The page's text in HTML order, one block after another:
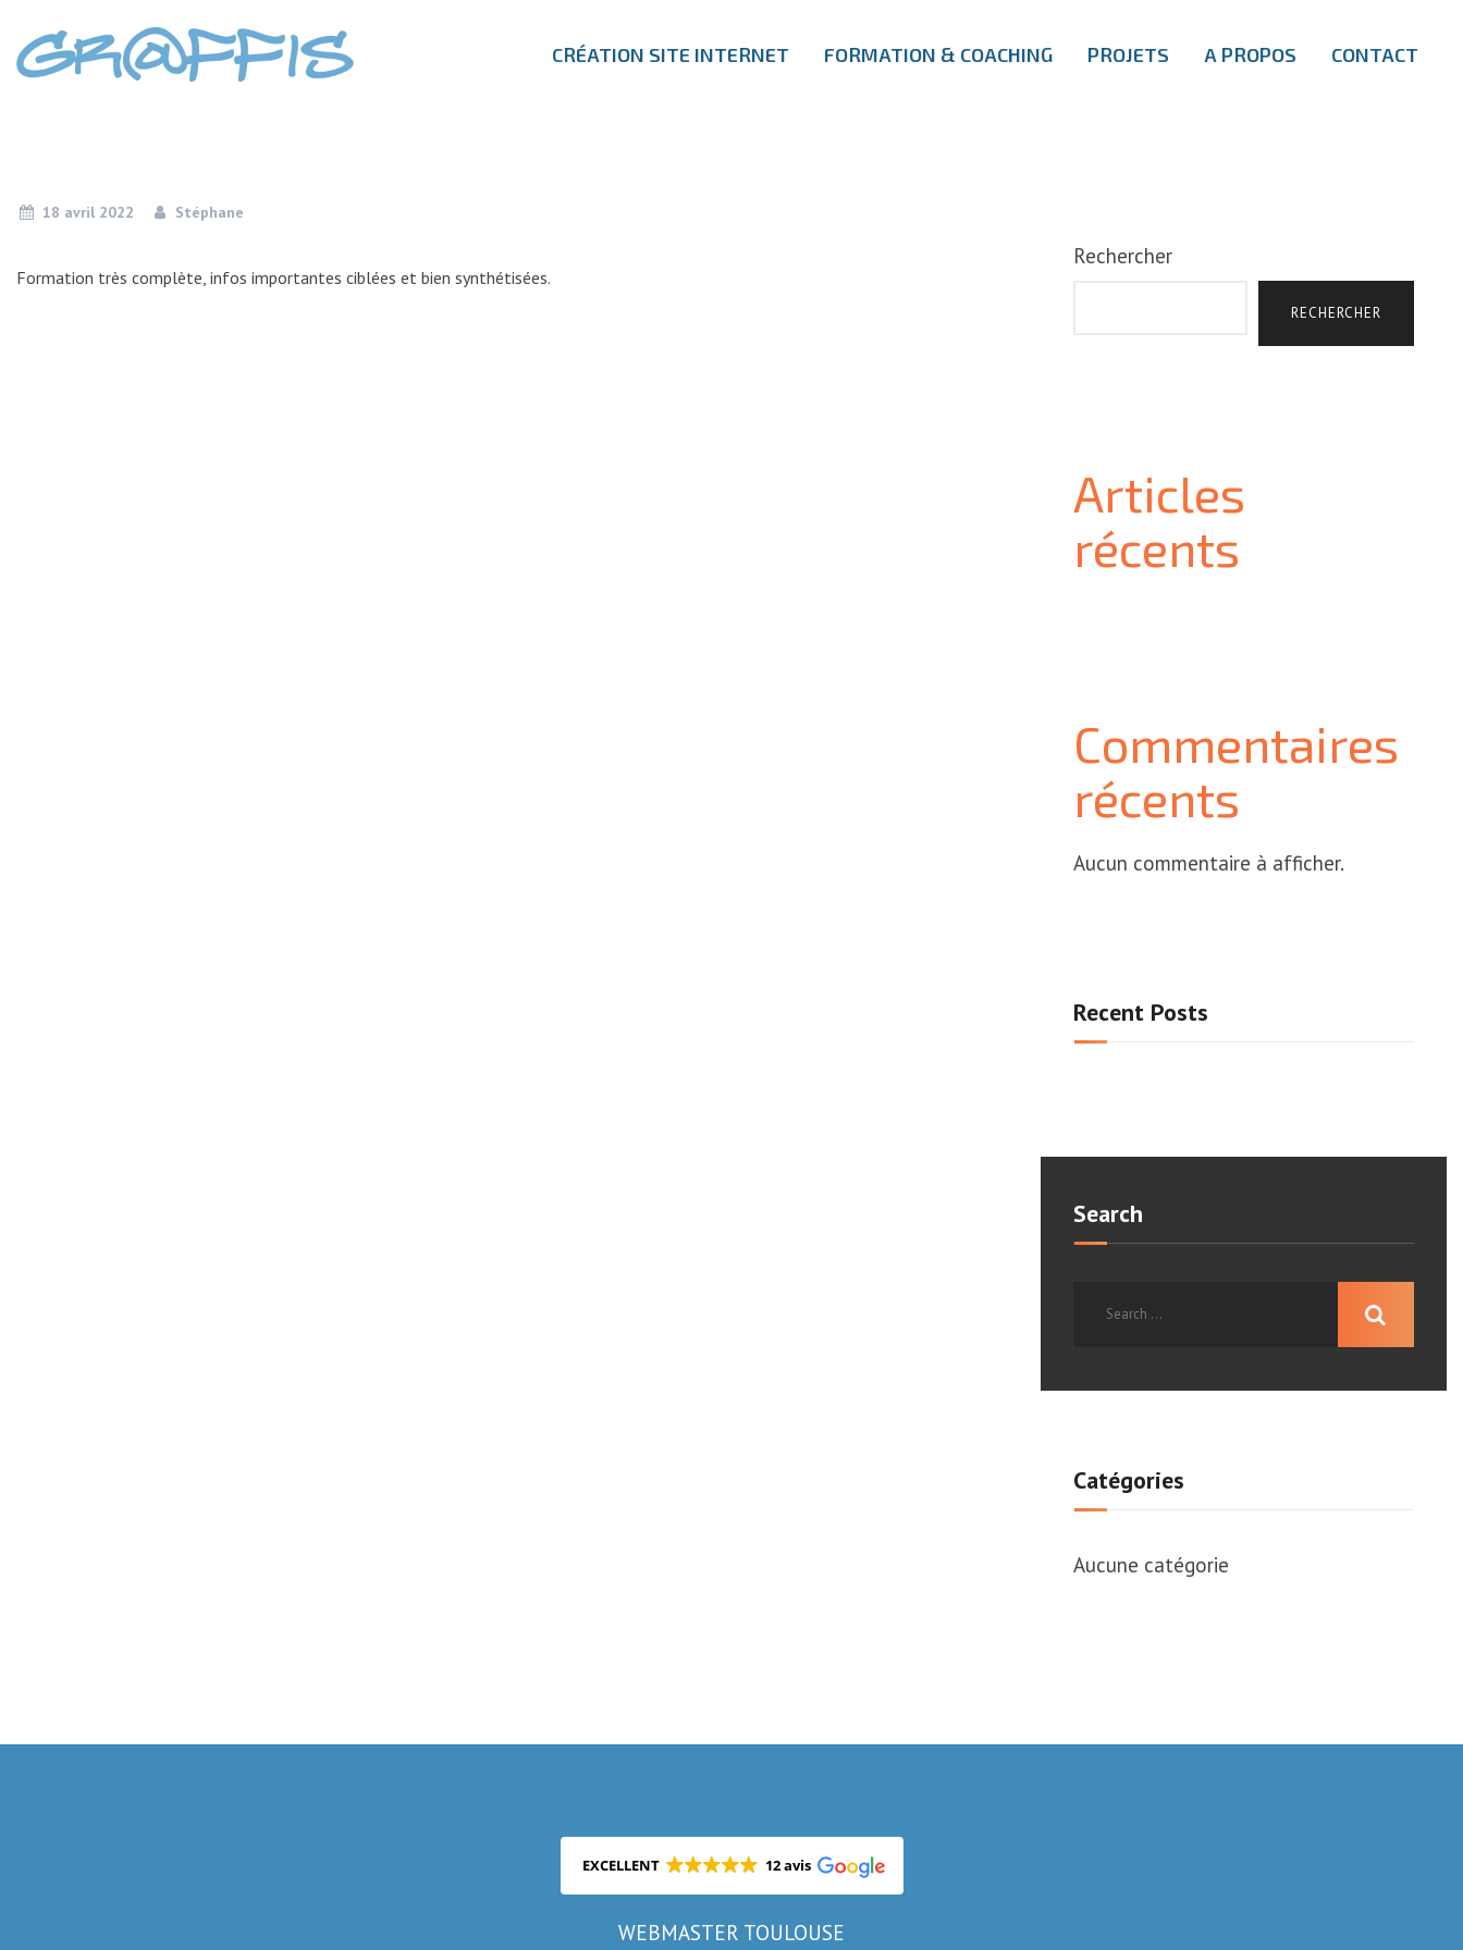
to
content
CRÉATION SITE INTERNET FORMATION & COACHING PROJETS A PROPOS CONTACT
18 avril 2022 Stéphane
Formation très complète, infos importantes ciblées et bien synthétisées.
Rechercher
RECHERCHER
Articles
récents
Commentaires
récents
Aucun commentaire à afficher.
Recent Posts
Search
Catégories
Aucune catégorie
EXCELLENT 12 avis
WEBMASTER TOULOUSE